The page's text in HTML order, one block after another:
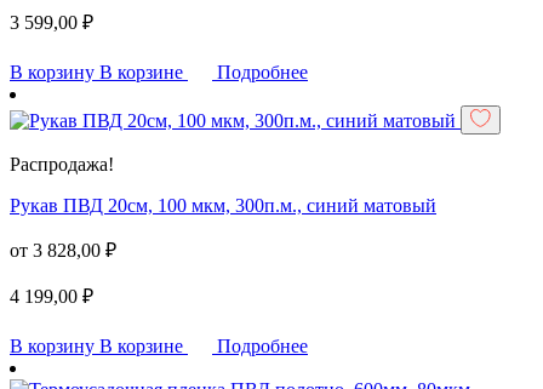
3 599,00 ₽
В корзину В корзине Подробнее
Распродажа!
Рукав ПВД 20см, 100 мкм, 300п.м., синий матовый
от 3 828,00 ₽
4 199,00 ₽
В корзину В корзине Подробнее